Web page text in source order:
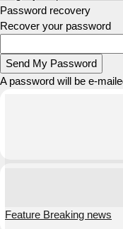
Password recovery
Recover your password
A password will be e-
Feature Breaking news